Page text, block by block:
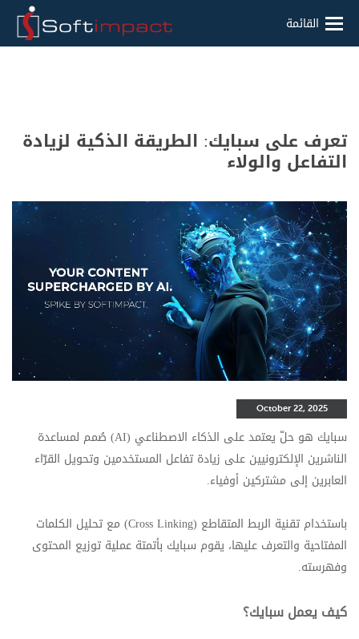
القائمة
تعرف على سبايك: الطريقة الذكية لزيادة
التفاعل والولاء
October 22, 2025
سبايك هو حلّ يعتمد على الذكاء الاصطناعي (AI) صُمم لمساعدة
الناشرين الإلكترونيين على زيادة تفاعل المستخدمين وتحويل القرّاء
العابرين إلى مشتركين أوفياء.
باستخدام تقنية الربط المتقاطع (Cross Linking) مع تحليل الكلمات
المفتاحية والتعرف عليها، يقوم سبايك بأتمتة عملية توزيع المحتوى
وفهرسته.
كيف يعمل سبايك؟